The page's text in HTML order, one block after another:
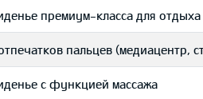
премиум-класса для отдыха
пальцев (медиацентр,
с функцией массажа